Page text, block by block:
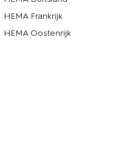
HEMA Frankrijk
HEMA Oostenrijk